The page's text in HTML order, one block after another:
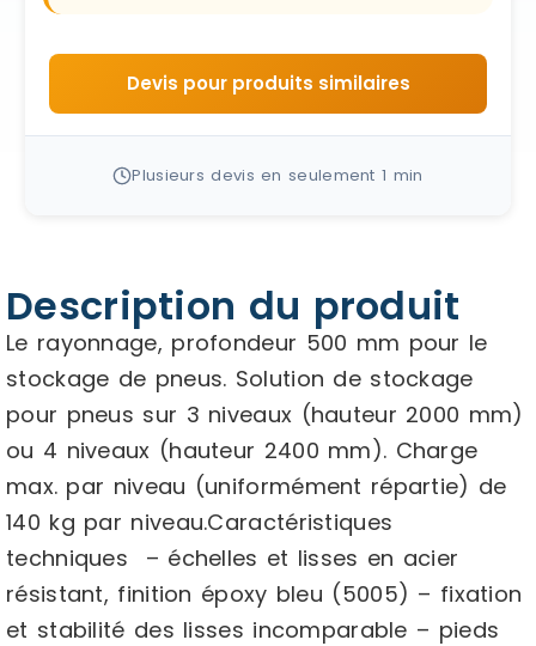
Devis pour produits similaires
Plusieurs devis en seulement 1 min
Description du produit
Le rayonnage, profondeur 500 mm pour le
stockage de pneus. Solution de stockage
pour pneus sur 3 niveaux (hauteur 2000 mm)
ou 4 niveaux (hauteur 2400 mm). Charge
max. par niveau (uniformément répartie) de
140 kg par niveau.Caractéristiques
techniques – échelles et lisses en acier
résistant, finition époxy bleu (5005) – fixation
et stabilité des lisses incomparable – pieds